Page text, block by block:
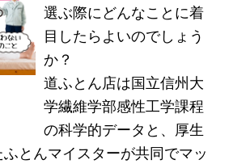
選ぶ際にどんなことに着
目したらよいのでしょう
か？
道ふとん店は国立信州大
学繊維学部感性工学課程
の科学的データと、厚生
とんマイスターが共同でマッ